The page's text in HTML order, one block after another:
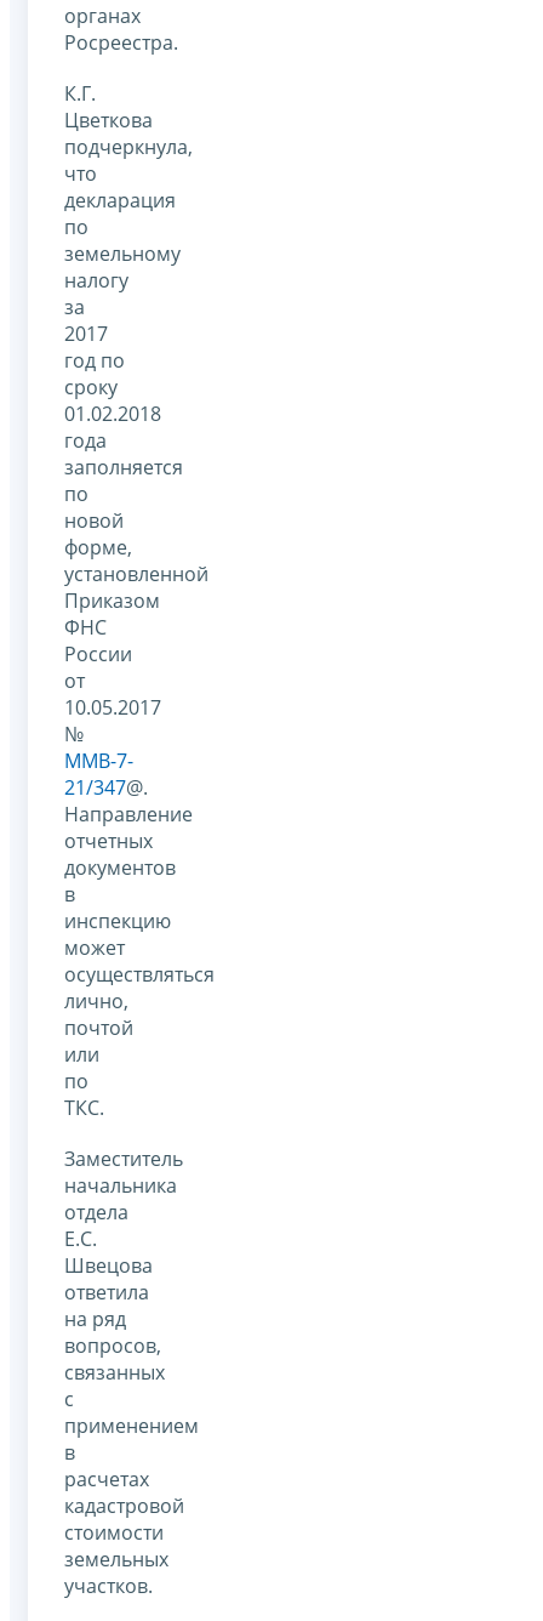
органах
Росреестра.
К.Г.
Цветкова
подчеркнула,
что
декларация
по
земельному
налогу
за
2017
год по
сроку
01.02.2018
года
заполняется
по
новой
форме,
установленной
Приказом
ФНС
России
от
10.05.2017
№
ММВ-7-
21/347@.
Направление
отчетных
документов
в
инспекцию
может
осуществляться
лично,
почтой
или
по
ТКС.
Заместитель
начальника
отдела
Е.С.
Швецова
ответила
на ряд
вопросов,
связанных
с
применением
в
расчетах
кадастровой
стоимости
земельных
участков.